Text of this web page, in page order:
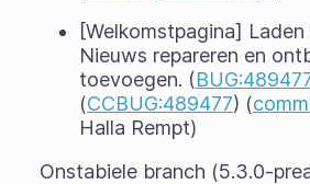
[Welkomstpagina]
Nieuws repareren en
toevoegen. (
(CCBUG:489477) (
Halla Rempt)
Onstabiele branch (5.3.0-